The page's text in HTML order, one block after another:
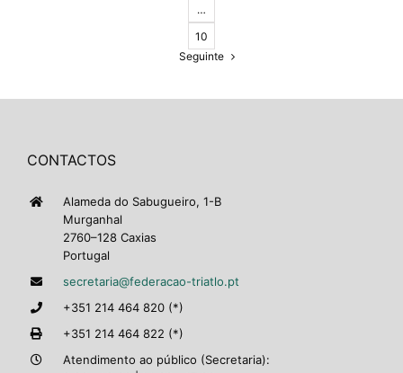
…
10
Seguinte
CONTACTOS
Alameda do Sabugueiro, 1-B
Murganhal
2760–128 Caxias
Portugal
secretaria@federacao-triatlo.pt
+351 214 464 820 (*)
+351 214 464 822 (*)
Atendimento ao público (Secretaria):